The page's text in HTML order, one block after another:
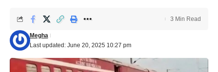
Last updated: June 20, 2025 10:27 pm
Megha
3 Min Read